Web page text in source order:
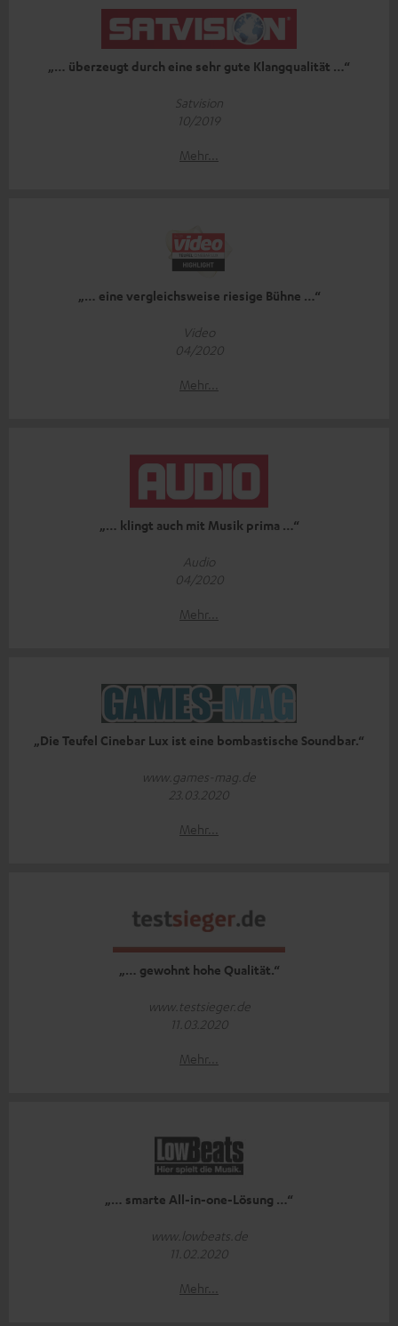
„… überzeugt durch eine sehr gute Klangqualität …“
Satvision
10/2019
Mehr...
„… eine vergleichsweise riesige Bühne …“
Video
04/2020
Mehr...
„… klingt auch mit Musik prima …“
Audio
04/2020
Mehr...
„Die Teufel Cinebar Lux ist eine bombastische Soundbar.“
www.games-mag.de
23.03.2020
Mehr...
„… gewohnt hohe Qualität.“
www.testsieger.de
11.03.2020
Mehr...
„… smarte All-in-one-Lösung …“
www.lowbeats.de
11.02.2020
Mehr...